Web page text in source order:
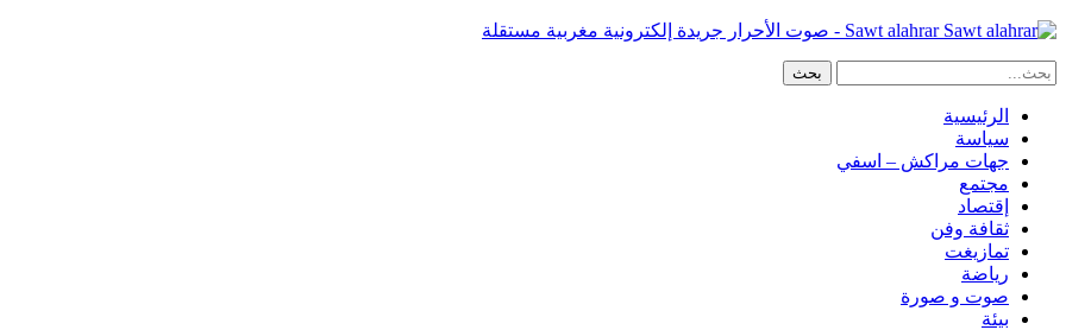
Sawt alahrar - صوت الأحرار جريدة إلكترونية مغربية مستقلة
الرئيسية
سياسة
جهات مراكش – اسفي
مجتمع
إقتصاد
ثقافة وفن
تمازيغت
رياضة
صوت و صورة
بيئة